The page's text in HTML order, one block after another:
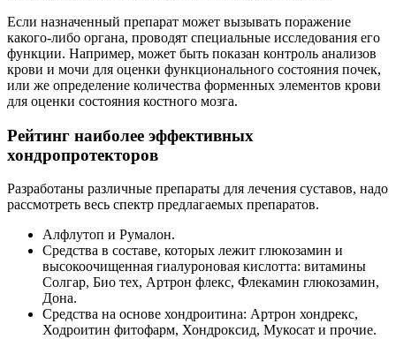
Если назначенный препарат может вызывать поражение
какого-либо органа, проводят специальные исследования его
функции. Например, может быть показан контроль анализов
крови и мочи для оценки функционального состояния почек,
или же определение количества форменных элементов крови
для оценки состояния костного мозга.
Рейтинг наиболее эффективных
хондропротекторов
Разработаны различные препараты для лечения суставов, надо
рассмотреть весь спектр предлагаемых препаратов.
Алфлутоп и Румалон.
Средства в составе, которых лежит глюкозамин и
высокоочищенная гиалуроновая кислотта: витамины
Солгар, Био тех, Артрон флекс, Флекамин глюкозамин,
Дона.
Средства на основе хондроитина: Артрон хондрекс,
Ходроитин фитофарм, Хондроксид, Мукосат и прочие.